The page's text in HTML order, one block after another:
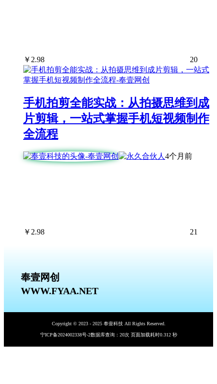
￥ 2.98 20
手机拍剪全能实战：从拍摄思维到成
片剪辑，一站式掌握手机短视频制作
全流程
4个月前
￥ 2.98 21
奉壹网创
WWW.FYAA.NET
Copyright © 2023 - 2025 奉壹科技 All Rights Reserved.
宁ICP备2024002338号-2数据库查询：20次 页面加载耗时0.312 秒